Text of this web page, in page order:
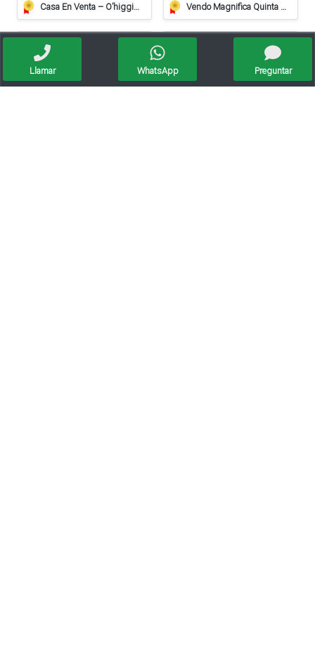
Casa En Venta – O’higgins 739, Barrio Alberdi, Rafaela Vendo Magnifica Quinta De Grandes Dimensiones. - Zona Estación Saguier
Llamar WhatsApp Preguntar